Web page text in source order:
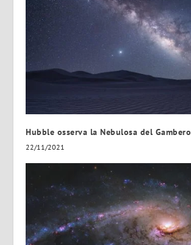
Hubble osserva la Nebulosa del Gambero
22/11/2021